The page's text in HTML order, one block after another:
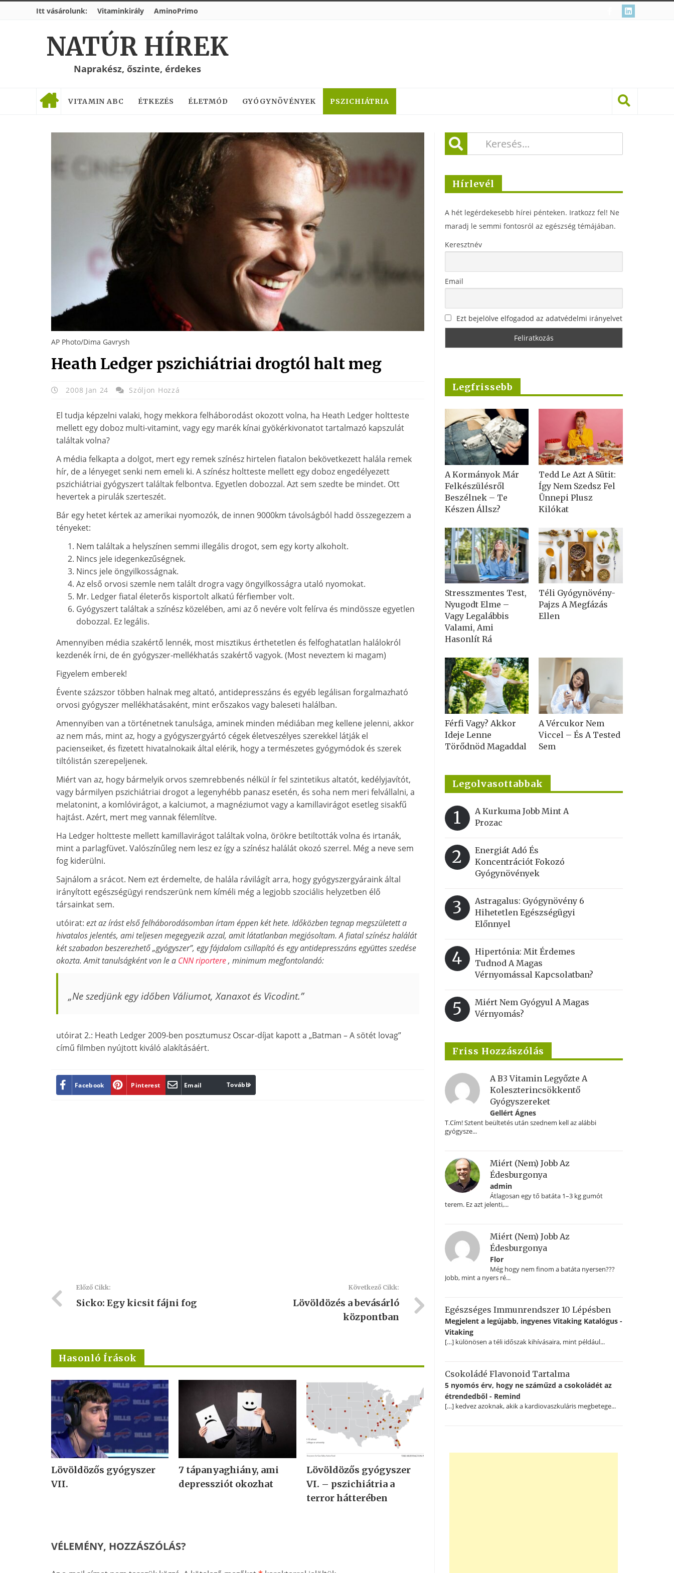
Itt vásárolunk: Vitaminkirály AminoPrimo
NATÚR HÍREK
Naprakész, őszinte, érdekes
VITAMIN ABC ÉTKEZÉS ÉLETMÓD GYÓGYNÖVÉNYEK PSZICHIÁTRIA
AP Photo/Dima Gavrysh
Heath Ledger pszichiátriai drogtól halt meg
2008 Jan 24 Szóljon Hozzá
El tudja képzelni valaki, hogy mekkora felháborodást okozott volna, ha Heath Ledger holtteste
mellett egy doboz multi-vitamint, vagy egy marék kínai gyökérkivonatot tartalmazó kapszulát
találtak volna?
A média felkapta a dolgot, mert egy remek színész hirtelen fiatalon bekövetkezett halála remek
hír, de a lényeget senki nem emeli ki. A színész holtteste mellett egy doboz engedélyezett
pszichiátriai gyógyszert találtak felbontva. Egyetlen dobozzal. Azt sem szedte be mindet. Ott
hevertek a pirulák szerteszét.
Bár egy hetet kértek az amerikai nyomozók, de innen 9000km távolságból hadd összegezzem a
tényeket:
Nem találtak a helyszínen semmi illegális drogot, sem egy korty alkoholt.
Nincs jele idegenkezűségnek.
Nincs jele öngyilkosságnak.
Az első orvosi szemle nem talált drogra vagy öngyilkosságra utaló nyomokat.
Mr. Ledger fiatal életerős kisportolt alkatú férfiember volt.
Gyógyszert találtak a színész közelében, ami az ő nevére volt felírva és mindössze egyetlen
dobozzal. Ez legális.
Amennyiben média szakértő lennék, most misztikus érthetetlen és felfoghatatlan halálokról
kezdenék írni, de én gyógyszer-mellékhatás szakértő vagyok. (Most neveztem ki magam)
Figyelem emberek!
Évente százszor többen halnak meg altató, antidepresszáns és egyéb legálisan forgalmazható
orvosi gyógyszer mellékhatásaként, mint erőszakos vagy baleseti halálban.
Amennyiben van a történetnek tanulsága, aminek minden médiában meg kellene jelenni, akkor
az nem más, mint az, hogy a gyógyszergyártó cégek életveszélyes szerekkel látják el
pacienseiket, és fizetett hivatalnokaik által elérik, hogy a természetes gyógymódok és szerek
tiltólistán szerepeljenek.
Miért van az, hogy bármelyik orvos szemrebbenés nélkül ír fel szintetikus altatót, kedélyjavítót,
vagy bármilyen pszichiátriai drogot a legenyhébb panasz esetén, és soha nem meri felvállalni, a
melatonint, a komlóvirágot, a kalciumot, a magnéziumot vagy a kamillavirágot esetleg sisakfű
hajtást. Azért, mert meg vannak félemlítve.
Ha Ledger holtteste mellett kamillavirágot találtak volna, örökre betiltották volna és irtanák,
mint a parlagfüvet. Valószínűleg nem lesz ez így a színész halálát okozó szerrel. Még a neve sem
fog kiderülni.
Sajnálom a srácot. Nem ezt érdemelte, de halála rávilágít arra, hogy gyógyszergyáraink által
irányított egészségügyi rendszerünk nem kíméli még a legjobb szociális helyzetben élő
társainkat sem.
utóirat: ezt az írást első felháborodásomban írtam éppen két hete. Időközben tegnap megszületett a
hivatalos jelentés, ami teljesen megegyezik azzal, amit látatlanban megjósoltam. A fiatal színész halálát
két szabadon beszerezhető „gyógyszer”, egy fájdalom csillapító és egy antidepresszáns együttes szedése
okozta. Amit tanulságként von le a CNN riportere, minimum megfontolandó:
„Ne szedjünk egy időben Váliumot, Xanaxot és Vicodint.”
utóirat 2.: Heath Ledger 2009-ben posztumusz Oscar-díjat kapott a „Batman – A sötét lovag”
című filmben nyújtott kiváló alakításáért.
Facebook Pinterest Email Print
Tovább
Előző Cikk:
Sicko: Egy kicsit fájni fog
Következő Cikk:
Lövöldözés a bevásárló
központban
Hasonló Írások
Lövöldözős gyógyszer
VII.
7 tápanyaghiány, ami
depressziót okozhat
Lövöldözős gyógyszer
VI. – pszichiátria a
terror hátterében
VÉLEMÉNY, HOZZÁSZÓLÁS?
Hírlevél
A hét legérdekesebb hírei pénteken. Iratkozz fel! Ne
maradj le semmi fontosról az egészség témájában.
Keresztnév
Email
Ezt bejelölve elfogadod az adatvédelmi irányelvet
Legfrissebb
A Kormányok Már
Felkészülésről
Beszélnek – Te
Készen Állsz?
Tedd Le Azt A Sütit:
Így Nem Szedsz Fel
Ünnepi Plusz
Kilókat
Stresszmentes Test,
Nyugodt Elme –
Vagy Legalábbis
Valami, Ami
Hasonlít Rá
Téli Gyógynövény-
Pajzs A Megfázás
Ellen
Férfi Vagy? Akkor
Ideje Lenne
Törődnöd Magaddal
A Vércukor Nem
Viccel – És A Tested
Sem
Legolvasottabbak
1
A Kurkuma Jobb Mint A
Prozac
2
Energiát Adó És
Koncentrációt Fokozó
Gyógynövények
3
Astragalus: Gyógynövény 6
Hihetetlen Egészségügyi
Előnnyel
4
Hipertónia: Mit Érdemes
Tudnod A Magas
Vérnyomással Kapcsolatban?
5
Miért Nem Gyógyul A Magas
Vérnyomás?
Friss Hozzászólás
A B3 Vitamin Legyőzte A
Koleszterincsökkentő
Gyógyszereket
Gellért Ágnes
T.Cím! Sztent beültetés után szednem kell az alábbi
gyógysze...
Miért (nem) Jobb Az
Édesburgonya
admin
Átlagosan egy tő batáta 1–3 kg gumót
terem. Ez azt jelenti,...
Miért (nem) Jobb Az
Édesburgonya
Flor
Még hogy nem finom a batáta nyersen???
Jobb, mint a nyers ré...
Egészséges Immunrendszer 10 Lépésben
Megjelent a legújabb, ingyenes Vitaking Katalógus -
Vitaking
[…] különösen a téli időszak kihívásaira, mint például...
Csokoládé Flavonoid Tartalma
5 nyomós érv, hogy ne száműzd a csokoládét az
étrendedből - Remind
[…] kedvez azoknak, akik a kardiovaszkuláris megbetege...